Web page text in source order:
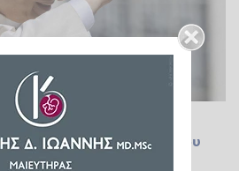
στην τρέλα του «Six
παιδιά στο Βατικανό που